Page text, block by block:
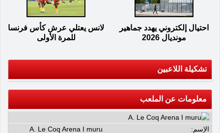
احتيال إلكتروني يهدد جماهير
مونديال 2026
لانس يعتلي عرش كأس فرنسا
للمرة الأولى
تشكيلة اللاعبين
معلومات عن الملعب
الإسم: A. Le Coq Arena I muru